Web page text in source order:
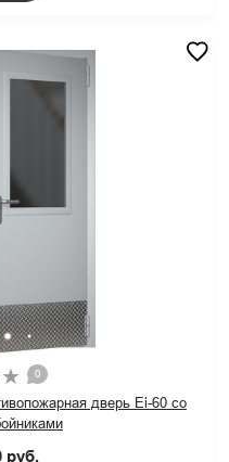
0
дверь Ei-60 со
руб.